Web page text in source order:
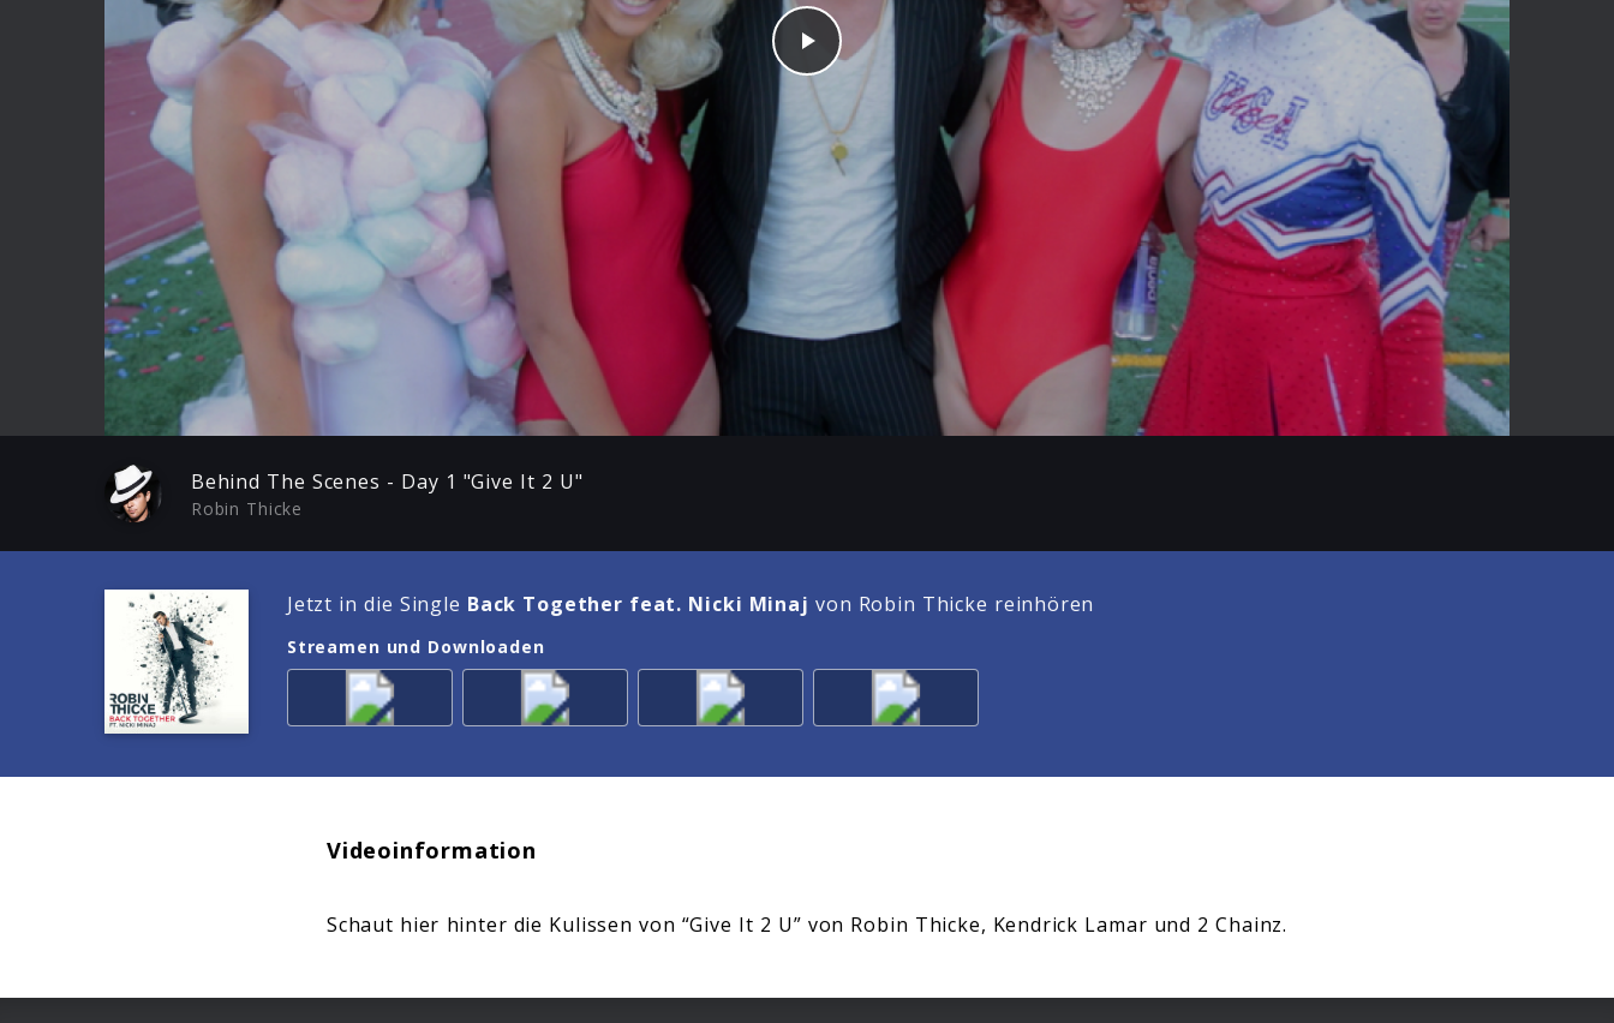
Play
03:10
Mute
Enter
Play
Behind The Scenes - Day 1 "Give It 2 U"
Robin Thicke
Jetzt in die Single Back Together feat. Nicki Minaj von Robin Thicke reinhören
Streamen und Downloaden
Videoinformation
Schaut hier hinter die Kulissen von “Give It 2 U” von Robin Thicke, Kendrick Lamar und 2 Chainz.